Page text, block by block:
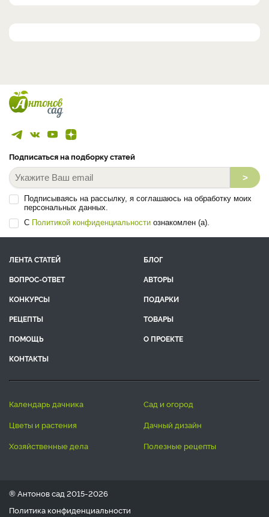
Подписаться на подборку статей
>
Подписываясь на рассылку, я соглашаюсь на обработку моих
персональных данных.
С Политикой конфиденциальности ознакомлен (а).
ЛЕНТА СТАТЕЙ
БЛОГ
ВОПРОС-ОТВЕТ
АВТОРЫ
КОНКУРСЫ
ПОДАРКИ
РЕЦЕПТЫ
ТОВАРЫ
ПОМОЩЬ
О ПРОЕКТЕ
КОНТАКТЫ
календарь дачника
сад и огород
цветы и растения
дачный дизайн
хозяйственные дела
полезные рецепты
® Антонов сад 2015-2026
Политика конфиденциальности